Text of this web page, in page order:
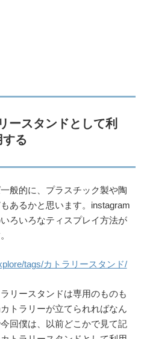
ースタンドとして利
する
般的に、プラスチック製や陶
あるかと思います。instagram
ろいろなティスプレイ方法が
tags/カトラリースタンド/
リースタンドは専用のものも
トラリーが立てられればなん
回僕は、以前どこかで見て記